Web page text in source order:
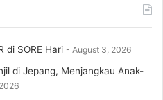
di SORE Hari August 3, 2026
di Jepang, Menjangkau Anak-